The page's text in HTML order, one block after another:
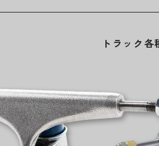
トラック各